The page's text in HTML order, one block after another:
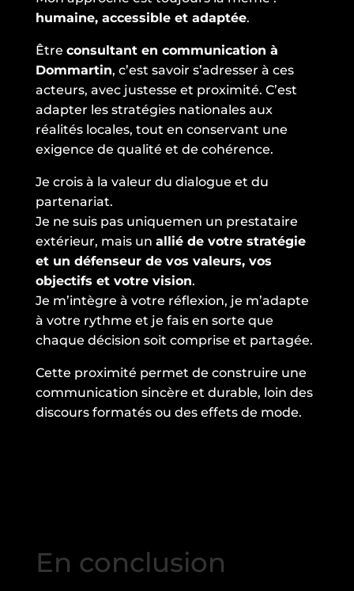
humaine, accessible et adaptée.
Être consultant en communication à
Dommartin, c’est savoir s’adresser à ces
acteurs, avec justesse et proximité. C’est
adapter les stratégies nationales aux
réalités locales, tout en conservant une
exigence de qualité et de cohérence.
Je crois à la valeur du dialogue et du
partenariat.
Je ne suis pas uniquemen un prestataire
extérieur, mais un allié de votre stratégie
et un défenseur de vos valeurs, vos
objectifs et votre vision.
Je m’intègre à votre réflexion, je m’adapte
à votre rythme et je fais en sorte que
chaque décision soit comprise et partagée.
Cette proximité permet de construire une
communication sincère et durable, loin des
discours formatés ou des effets de mode.
En conclusion